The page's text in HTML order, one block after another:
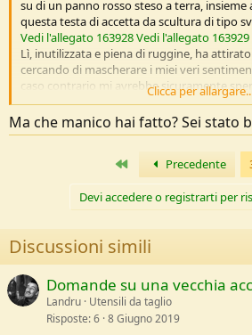
su di un panno rosso steso a terra,
questa testa di accetta da scultura di tipo
Vedi l'allegato 163928Vedi l'allegato 163929
Lì, inutilizzata e piena di ruggine, ha
cercando di mascherare i miei veri
caso contrario mi avrebbe sicuramente
ad accaparrarmela per l'incredibile cifra di
Già sulla via di ritorno a casa, lavoravo di
ripulita e manicata per farla di nuovo
poi però, scontrandomi con la "dura realtà"
ho dovuto mettere in pausa il
Ripulita con spazzola d'acciaio e wd40, non
nuova vita!!!
ed elasticità per il lavoro che dovrà svolgere.
Vedi l'allegato 163931
Spaccato con l'aiuto di due cugni prima e
Carpenter's Axe, inizia a prendere forma.
Vedi l'allegato 163932
Vedi l'allegato 163933
Clicca per
Ma che manico hai fatto? Sei stato
Primo Precedente
Devi accedere o registrarti per
Discussioni simili
Domande su una vecchia
Landru Utensili da taglio
Risposte 6 8 Giugno 2019